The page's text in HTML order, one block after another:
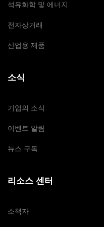
석유화학 및 에너지
전자상거래
산업용 제품
소식
기업의 소식
이벤트 알림
뉴스 구독
리소스 센터
소책자